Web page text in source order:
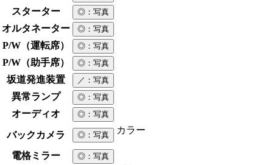
スターター ◎ ：写真
オルタネーター ◎ ：写真
P/W（運転席） ◎ ：写真
P/W（助手席） ◎ ：写真
坂道発進装置 ／ ：写真
異常ランプ ◎ ：写真
オーディオ ◎ ：写真
バックカメラ ◎ ：写真 カラー
電格ミラー ◎ ：写真